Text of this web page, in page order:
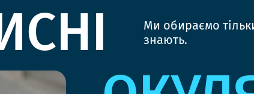
Ми обираємо
знають.